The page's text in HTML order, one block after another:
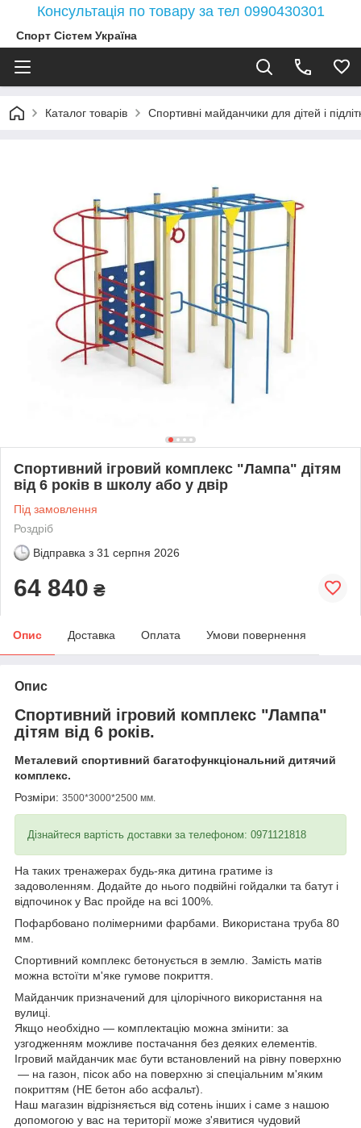
Консультація по товару за тел 0990430301
Спорт Сістем Україна
Каталог товарів Спортивні майданчики для дітей і
Спортивний ігровий комплекс "Лампа" дітям
від 6 років в школу або у двір
Під замовлення
Роздріб
Відправка з 31 серпня 2026
64 840 ₴
Опис Доставка Оплата Умови повернення
Опис
Спортивний ігровий комплекс "Лампа"
дітям від 6 років.
Металевий спортивний багатофункціональний дитячий
комплекс.
Розміри: 3500*3000*2500 мм.
Дізнайтеся вартість доставки за телефоном: 0971121818
На таких тренажерах будь-яка дитина гратиме із
задоволенням. Додайте до нього подвійні гойдалки та батут і
відпочинок у Вас пройде на всі 100%.
Пофарбовано полімерними фарбами. Використана труба 80
мм.
Спортивний комплекс бетонується в землю. Замість матів
можна встоїти м'яке гумове покриття.
Майданчик призначений для цілорічного використання на
вулиці.
Якщо необхідно — комплектацію можна змінити: за
узгодженням можливе постачання без деяких елементів.
Ігровий майданчик має бути встановлений на рівну поверхню
— на газон, пісок або на поверхню зі спеціальним м'яким
покриттям (НЕ бетон або асфальт).
Наш магазин відрізняється від сотень інших і саме з нашою
допомогою у вас на території може з'явитися чудовий